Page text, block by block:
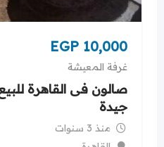
EGP 10,000
غرفة المعيشة
صالون فى القاهرة
جيدة
منذ 3 سنوات